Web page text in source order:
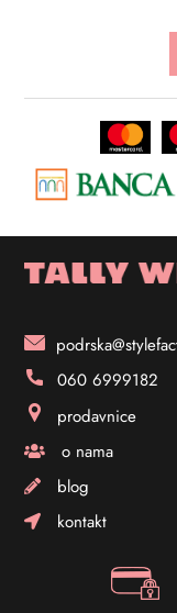
060 6999182
prodavnice
o nama
blog
kontakt